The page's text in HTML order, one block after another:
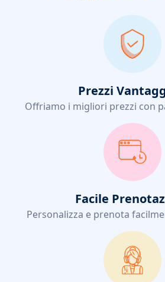
Prezzi
Offriamo i migliori prezzi con
Facile
Personalizza e prenota